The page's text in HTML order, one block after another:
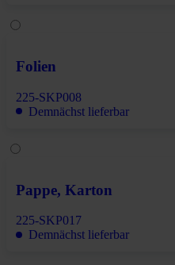
Folien
225-SKP008
Demnächst lieferbar
Pappe, Karton
225-SKP017
Demnächst lieferbar